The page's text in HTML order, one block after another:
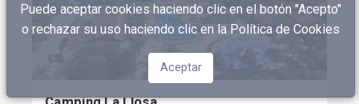
Puede aceptar cookies haciendo clic en el botón "Acepto"
o rechazar su uso haciendo clic en la Política de Cookies
Aceptar